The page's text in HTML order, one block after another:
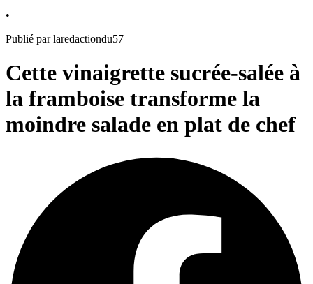
•
Publié par laredactiondu57
Cette vinaigrette sucrée-salée à
la framboise transforme la
moindre salade en plat de chef